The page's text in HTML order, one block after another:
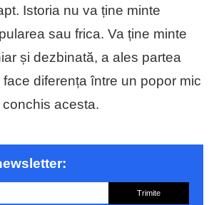
Istoria nu va ține minte
sau frica. Va ține minte
și dezbinată, a ales partea
diferența între un popor mic
conchis acesta.
Trimite